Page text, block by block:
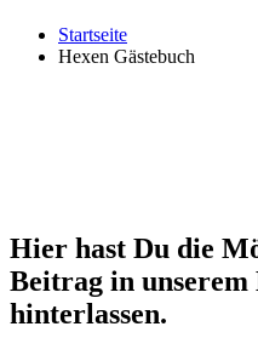
Startseite
Hexen Gästebuch
Hier hast Du die
Beitrag in unserem
hinterlassen.